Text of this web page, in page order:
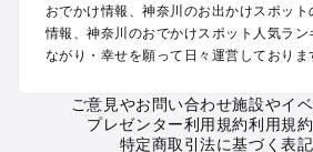
川崎のプールお出かけ
海老名・厚木のプールお出かけ
箱根（湯本・強羅・小涌谷・仙石原・芦
おでかけ情報、神奈川のお出かけスポッ
情報、神奈川のおでかけスポット人気ラン
ながり・幸せを願って日々運営しておりま
ご意見やお問い合わせ施設やイ
プレゼンター利用規約利用規約
特定商取引法に基づく表記